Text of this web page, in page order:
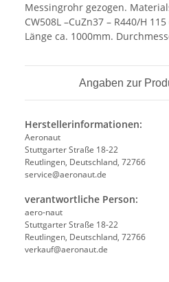
Messingrohr gezogen.
CW508L –CuZn37 – R440/H
Länge ca. 1000mm.
Angaben zur
Herstellerinformationen:
Aeronaut
Stuttgarter Straße 18-22
Reutlingen, Deutschland, 72766
service@aeronaut.de
verantwortliche Person:
aero-naut
Stuttgarter Straße 18-22
Reutlingen, Deutschland, 72766
verkauf@aeronaut.de